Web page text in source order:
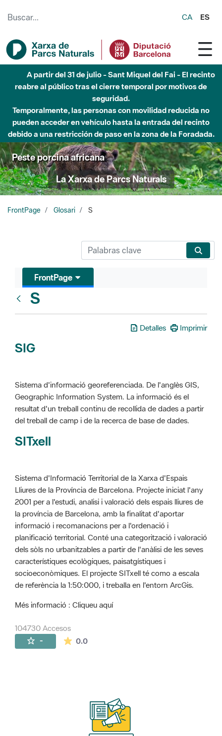
CA ES
A partir del 31 de julio - Sant Miquel del Fai - El recinto
reabre al público tras el cierre temporal por motivos de
seguridad.
Temporalmente, las personas con movilidad reducida no
pueden acceder en vehículo hasta la entrada del recinto
debido a una restricción de paso en la zona de la Foradada.
Peste porcina africana
La Xarxa de Parcs Naturals
FrontPage Glosari S
FrontPage
S
Detalles Imprimir
SIG
Sistema d'informació georeferenciada. De l'anglès GIS,
Geographic Information System. La informació és el
resultat d'un treball continu de recollida de dades a partir
del treball de camp i de la recerca de base de dades.
SITxell
Sistema d'Informació Territorial de la Xarxa d'Espais
Lliures de la Província de Barcelona. Projecte iniciat l'any
2001 per a l'estudi, analisi i valoració dels espais lliures de
la província de Barcelona, amb la finalitat d'aportar
informació i recomanacions per a l'ordenació i
planificació territorial. Conté una categorització i valoració
dels sòls no urbanitzables a partir de l'anàlisi de les seves
característiques ecològiques, paisatgístiques i
socioeconòmiques. El projecte SITxell té como a escala
de referència la 1:50:000, i treballa en l'entorn ArcGis.
Més informació : Cliqueu aquí
104730 Accesos
- 0.0La valoración media es de 0 estrellas de